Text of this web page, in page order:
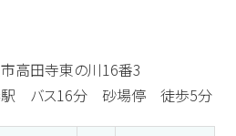
高田寺東の川16番3
駅 バス16分 砂場停 徒歩5分